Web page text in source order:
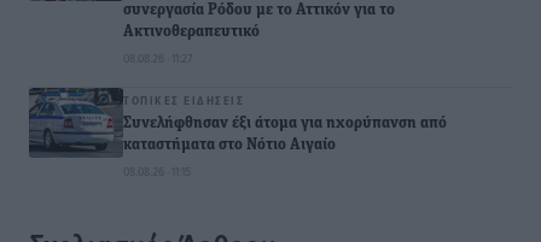
συνεργασία Ρόδου με το Αττικόν για το
Ακτινοθεραπευτικό
08.08.26 · 11:27
ΤΟΠΙΚΈΣ ΕΙΔΉΣΕΙΣ
Συνελήφθησαν έξι άτομα για ηχορύπανση από
καταστήματα στο Νότιο Αιγαίο